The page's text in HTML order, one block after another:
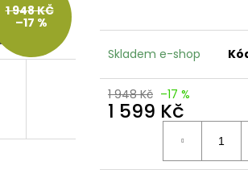
Skladem e-shop
1 948 Kč –17 %
1 599 Kč
1 948 KČ
–17 %
BOWDEN TEFLON ŘADÍCÍ ČERNÝ SP-